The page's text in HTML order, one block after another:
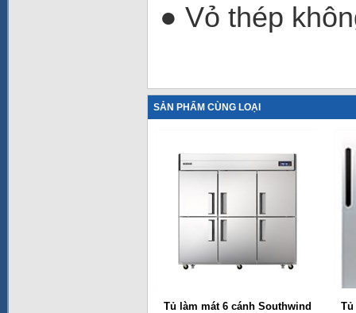
● Vỏ thép
SẢN PHẨM CÙNG LOẠI
Tủ làm mát 6 cánh Southwind
Tủ